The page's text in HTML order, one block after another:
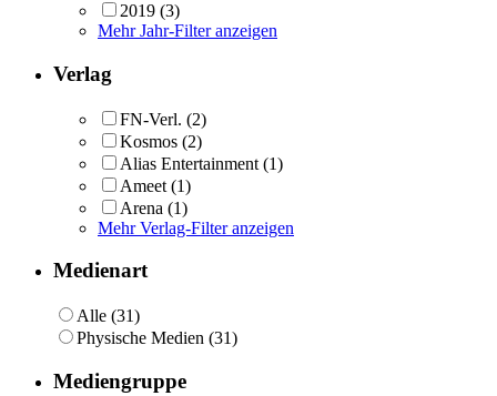
2019 (3)
Mehr Jahr-Filter anzeigen
Verlag
FN-Verl. (2)
Kosmos (2)
Alias Entertainment (1)
Ameet (1)
Arena (1)
Mehr Verlag-Filter anzeigen
Medienart
Alle (31)
Physische Medien (31)
Mediengruppe